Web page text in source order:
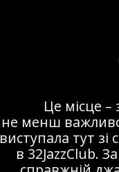
Це місце
не менш
виступала тут
в 32JazzClub.